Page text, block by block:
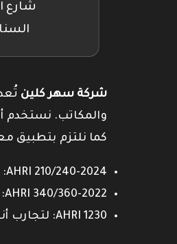
شارع
شركة سهر كلين
والمكاتب. نستخدم
كما نلتزم بتطبيق
AHRI 210/240-2024: لأداء وكفاءة وحدات التكييف السكنية.
AHRI 340/360-2022: لمعايير الأداء التجاري والصناعي.
AHRI 1230: لتجارب أنظمة تدفق المبرد المتغير (VRF).